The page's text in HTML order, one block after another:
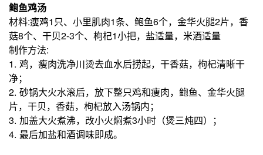
鲍鱼鸡汤
材料:瘦鸡1只、小里肌肉1条、鲍鱼6个，金华火腿2片，香
菇8个、干贝2-3个、枸杞1小把，盐适量，米酒适量
制作方法:
1. 鸡，瘦肉洗净川烫去血水后捞起，干香菇，枸杞清晰干
净；
2. 砂锅大火水滚后，放下整只鸡和瘦肉，鲍鱼、金华火腿
片，干贝，香菇，枸杞放入汤锅内；
3. 加盖大火煮沸，改小火焖煮3小时（煲三炖四）；
4. 最后加盐和酒调味即成。